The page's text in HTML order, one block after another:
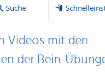
Suche
Videos mit den
der Bein-